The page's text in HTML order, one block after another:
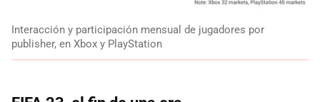
Interacción y participación mensual de jugadores por
publisher, en Xbox y PlayStation